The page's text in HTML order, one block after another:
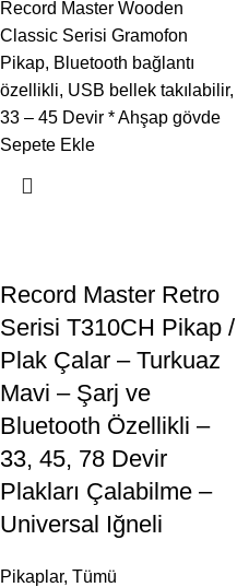
Record Master Wooden
Classic Serisi Gramofon
Pikap, Bluetooth bağlantı
özellikli, USB bellek takılabilir,
33 – 45 Devir * Ahşap gövde
Sepete Ekle
Record Master Retro
Serisi T310CH Pikap /
Plak Çalar – Turkuaz
Mavi – Şarj ve
Bluetooth Özellikli –
33, 45, 78 Devir
Plakları Çalabilme –
Universal Iğneli
Pikaplar, Tümü